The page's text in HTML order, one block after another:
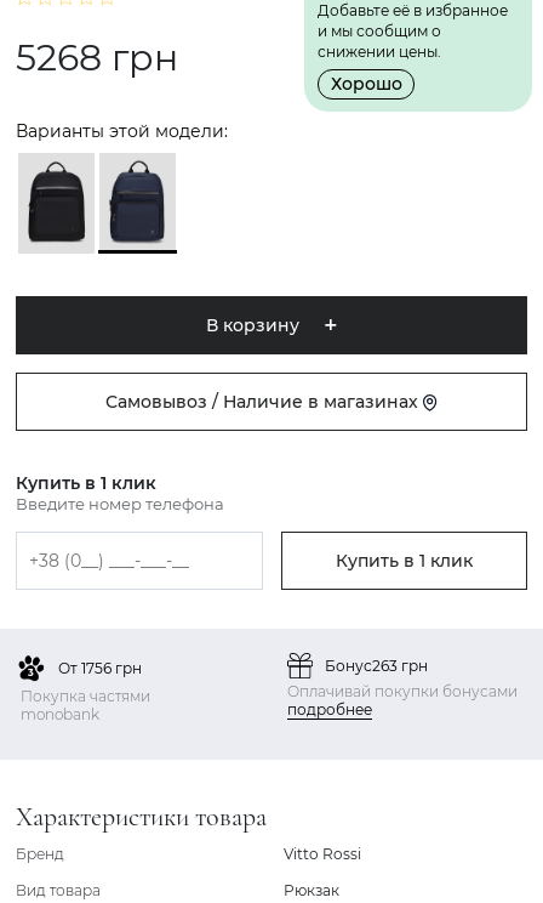
Добавьте её в избранное
и мы сообщим о
снижении цены.
Хорошо
5268 грн
Варианты этой модели:
В корзину
Самовывоз / Наличие в магазинах
Купить в 1 клик
Введите номер телефона
Купить в 1 клик
От 1756 грн
Покупка частями
monobank
Бонус263 грн
Оплачивай покупки бонусами
подробнее
Характеристики товара
Бренд
Vitto Rossi
Вид товара
Рюкзак